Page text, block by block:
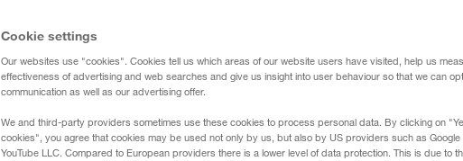
Cookie settings
Our websites use "cookies". Cookies tell us which areas of our website users have visited, help us
effectiveness of advertising and web searches and give us insight into user behaviour so that we can
communication as well as our advertising offer.
We and third-party providers sometimes use these cookies to process personal data. By clicking on
cookies", you agree that cookies may be used not only by us, but also by US providers such as Google
YouTube LLC. Compared to European providers there is a lower level of data protection. This is due to